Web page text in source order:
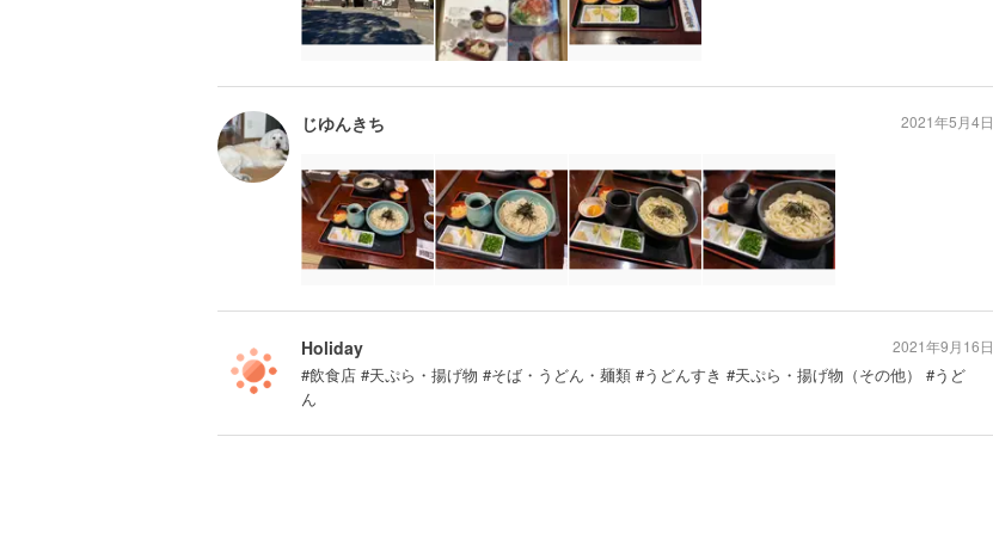
じゆんきち 2021年5月4日
Holiday
#飲食店 #天ぷら・揚げ物 #そば・うどん・麺類 #うどんすき #天ぷら・揚げ物（その他） #うど
ん
2021年9月16日